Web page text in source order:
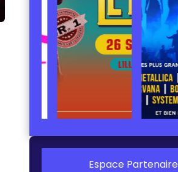
Espace Partenaire